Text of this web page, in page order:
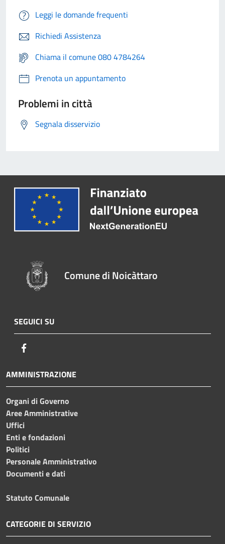
Leggi le domande frequenti
Richiedi Assistenza
Chiama il comune 080 4784264
Prenota un appuntamento
Problemi in città
Segnala disservizio
Comune di Noicàttaro
SEGUICI SU
AMMINISTRAZIONE
Organi di Governo
Aree Amministrative
Uffici
Enti e fondazioni
Politici
Personale Amministrativo
Documenti e dati
Statuto Comunale
CATEGORIE DI SERVIZIO